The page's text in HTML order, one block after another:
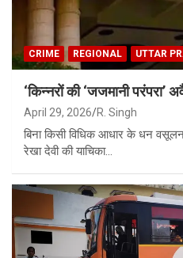
CRIME REGIONAL UTTAR
‘किन्नरों की ‘जजमानी
April 29, 2026 R. Singh
बिना किसी विधिक आधार के धन
रेखा देवी की याचिका…